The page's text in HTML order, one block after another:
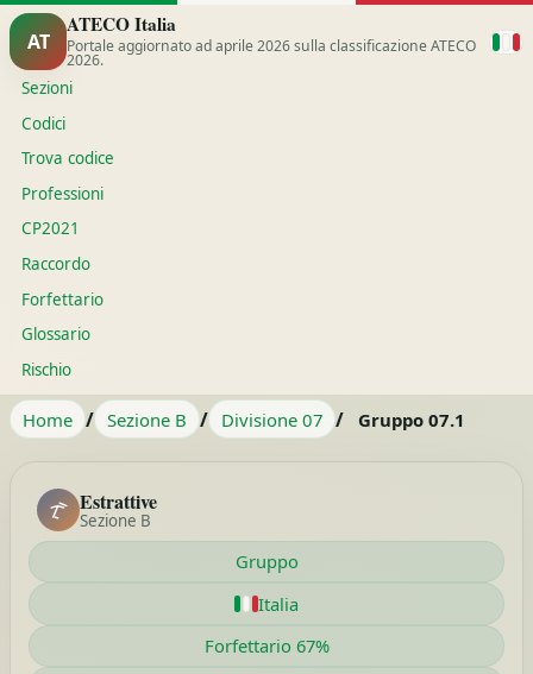
AT
ATECO Italia
Portale aggiornato ad aprile 2026 sulla classificazione ATECO
2026.
Sezioni
Codici
Trova codice
Professioni
CP2021
Raccordo
Forfettario
Glossario
Rischio
Home / Sezione B / Divisione 07 / Gruppo 07.1
Estrattive
Sezione B
Gruppo
Italia
Forfettario 67%